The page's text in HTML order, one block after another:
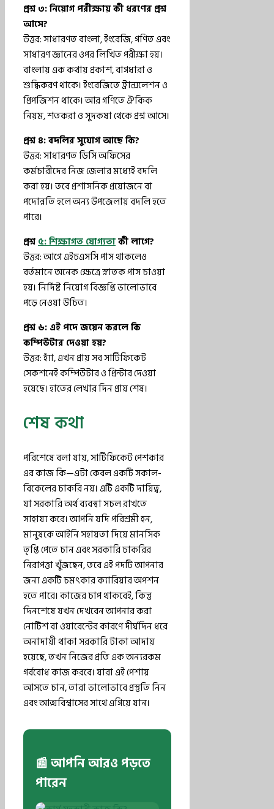
প্রশ্ন ৩: নিয়োগ পরীক্ষায় কী ধরণের প্রশ্ন
আসে?
উত্তর: সাধারণত বাংলা, ইংরেজি, গণিত এবং
সাধারণ জ্ঞানের ওপর লিখিত পরীক্ষা হয়।
বাংলায় এক কথায় প্রকাশ, বাগধারা ও
শুদ্ধিকরণ থাকে। ইংরেজিতে ট্রান্সলেশন ও
প্রিপজিশন থাকে। আর গণিতে ঐকিক
নিয়ম, শতকরা ও সুদকষা থেকে প্রশ্ন আসে।
প্রশ্ন ৪: বদলির সুযোগ আছে কি?
উত্তর: সাধারণত ডিসি অফিসের
কর্মচারীদের নিজ জেলার মধ্যেই বদলি
করা হয়। তবে প্রশাসনিক প্রয়োজনে বা
পদোন্নতি হলে অন্য উপজেলায় বদলি হতে
পারে।
প্রশ্ন৫: শিক্ষাগত যোগ্যতাকী লাগে?
উত্তর: আগে এইচএসসি পাস থাকলেও
বর্তমানে অনেক ক্ষেত্রে স্নাতক পাস চাওয়া
হয়। নির্দিষ্ট নিয়োগ বিজ্ঞপ্তি ভালোভাবে
পড়ে নেওয়া উচিত।
প্রশ্ন ৬: এই পদে জয়েন করলে কি
কম্পিউটার দেওয়া হয়?
উত্তর: হ্যাঁ, এখন প্রায় সব সার্টিফিকেট
সেকশনেই কম্পিউটার ও প্রিন্টার দেওয়া
হয়েছে। হাতের লেখার দিন প্রায় শেষ।
শেষ কথা
পরিশেষে বলা যায়, সার্টিফিকেট পেশকার
এর কাজ কি—এটা কেবল একটি সকাল-
বিকেলের চাকরি নয়। এটি একটি দায়িত্ব,
যা সরকারি অর্থ ব্যবস্থা সচল রাখতে
সাহায্য করে। আপনি যদি পরিশ্রমী হন,
মানুষকে আইনি সহায়তা দিয়ে মানসিক
তৃপ্তি পেতে চান এবং সরকারি চাকরির
নিরাপত্তা খুঁজছেন, তবে এই পদটি আপনার
জন্য একটি চমৎকার ক্যারিয়ার অপশন
হতে পারে। কাজের চাপ থাকবেই, কিন্তু
দিনশেষে যখন দেখবেন আপনার করা
নোটিশ বা ওয়ারেন্টের কারণে দীর্ঘদিন ধরে
অনাদায়ী থাকা সরকারি টাকা আদায়
হয়েছে, তখন নিজের প্রতি এক অন্যরকম
গর্ববোধ কাজ করবে। যারা এই পেশায়
আসতে চান, তারা ভালোভাবে প্রস্তুতি নিন
এবং আত্মবিশ্বাসের সাথে এগিয়ে যান।
📰 আপনি আরও পড়তে
পারেন